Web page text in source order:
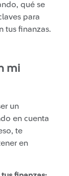
qué se
para
tus finanzas.
mi
un
en cuenta
te
en